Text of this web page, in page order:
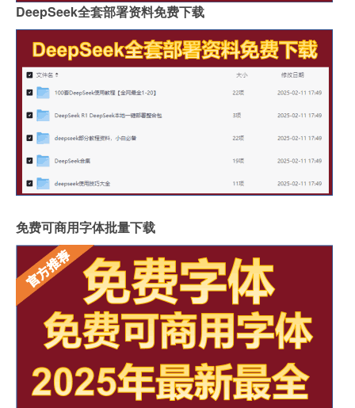
DeepSeek全套部署资料免费下载
免费可商用字体批量下载